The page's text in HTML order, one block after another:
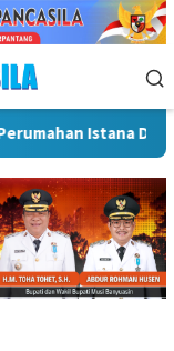
Malang